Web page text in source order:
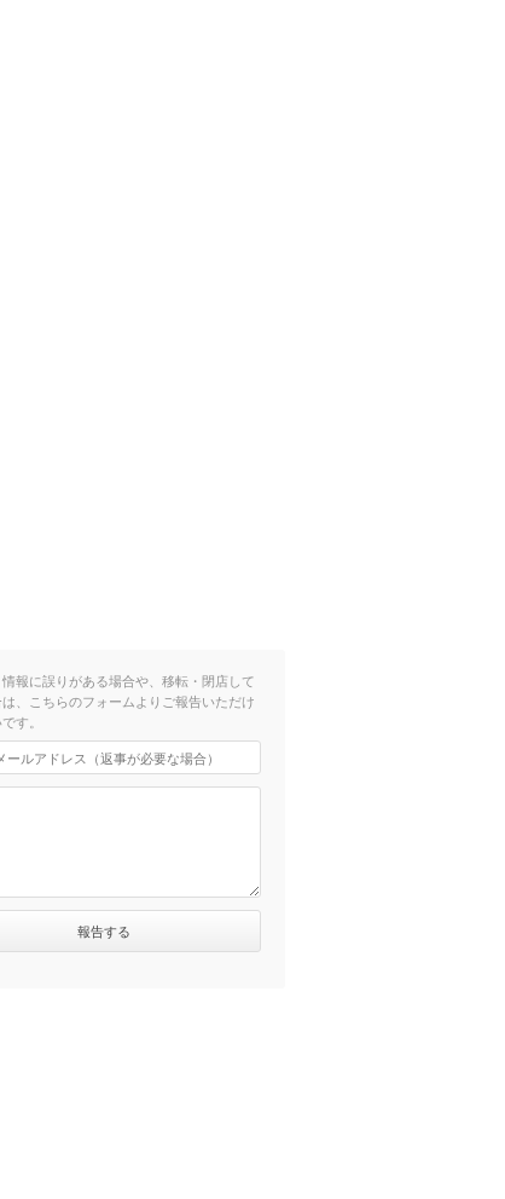
情報に誤りがある場合や、移転・閉店して
、こちらのフォームよりご報告いただけ
す。